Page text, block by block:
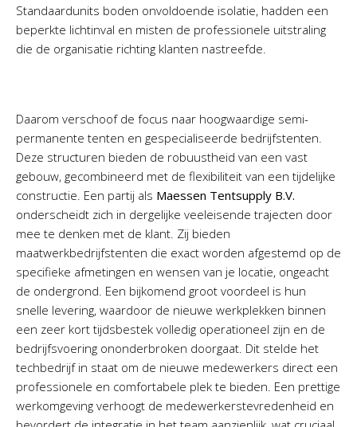
Standaardunits boden onvoldoende isolatie, hadden een
beperkte lichtinval en misten de professionele uitstraling
die de organisatie richting klanten nastreefde.
Daarom verschoof de focus naar hoogwaardige semi-
permanente tenten en gespecialiseerde bedrijfstenten.
Deze structuren bieden de robuustheid van een vast
gebouw, gecombineerd met de flexibiliteit van een tijdelijke
constructie. Een partij als Maessen Tentsupply B.V.
onderscheidt zich in dergelijke veeleisende trajecten door
mee te denken met de klant. Zij bieden
maatwerkbedrijfstenten die exact worden afgestemd op de
specifieke afmetingen en wensen van je locatie, ongeacht
de ondergrond. Een bijkomend groot voordeel is hun
snelle levering, waardoor de nieuwe werkplekken binnen
een zeer kort tijdsbestek volledig operationeel zijn en de
bedrijfsvoering ononderbroken doorgaat. Dit stelde het
techbedrijf in staat om de nieuwe medewerkers direct een
professionele en comfortabele plek te bieden. Een prettige
werkomgeving verhoogt de medewerkerstevredenheid en